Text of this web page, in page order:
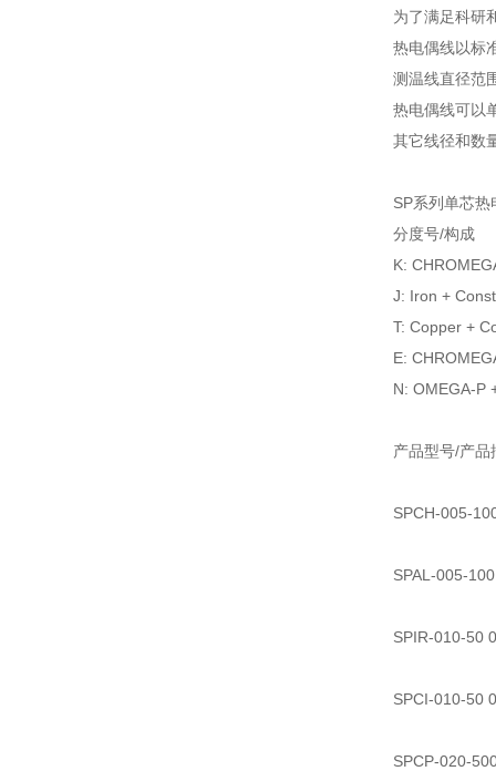
为了满足科研
热电偶线以标
测温线直径范
热电偶线可以
其它线径和数
SP系列单芯
分度号/构成
K:
J: Iron +
T: Copper +
E:
N: OMEGA-P
产品型号/产品
SPCH-005-
SPAL-005-
SPIR-010-50
SPCI-010-50
SPCP-020-